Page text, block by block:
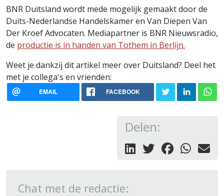
BNR Duitsland wordt mede mogelijk gemaakt door de
Duits-Nederlandse Handelskamer en Van Diepen Van
Der Kroef Advocaten. Mediapartner is BNR Nieuwsradio,
de productie is in handen van Tothem in Berlijn.
Weet je dankzij dit artikel meer over Duitsland? Deel het
met je collega's en vrienden:
EMAIL FACEBOOK
Delen:
Chat met de redactie: